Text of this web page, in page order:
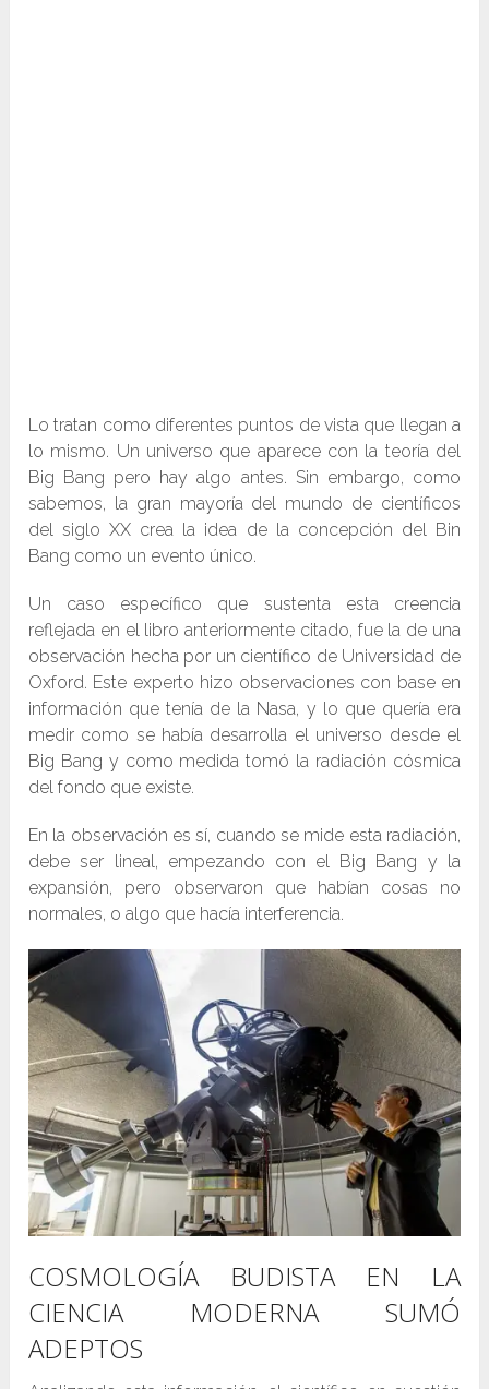
Lo tratan como diferentes puntos de vista que llegan a
lo mismo. Un universo que aparece con la teoría del
Big Bang pero hay algo antes. Sin embargo, como
sabemos, la gran mayoría del mundo de científicos
del siglo XX crea la idea de la concepción del Bin
Bang como un evento único.
Un caso específico que sustenta esta creencia
reflejada en el libro anteriormente citado, fue la de una
observación hecha por un científico de Universidad de
Oxford. Este experto hizo observaciones con base en
información que tenía de la Nasa, y lo que quería era
medir como se había desarrolla el universo desde el
Big Bang y como medida tomó la radiación cósmica
del fondo que existe.
En la observación es sí, cuando se mide esta radiación,
debe ser lineal, empezando con el Big Bang y la
expansión, pero observaron que habían cosas no
normales, o algo que hacía interferencia.
COSMOLOGÍA BUDISTA EN LA
CIENCIA MODERNA SUMÓ
ADEPTOS